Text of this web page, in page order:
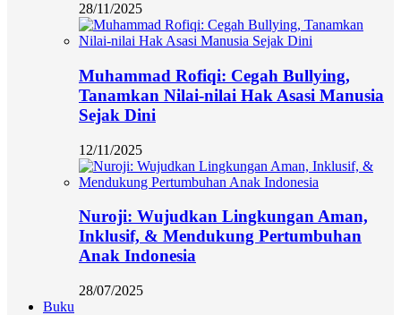
28/11/2025
Muhammad Rofiqi: Cegah Bullying,
Tanamkan Nilai-nilai Hak Asasi Manusia
Sejak Dini
12/11/2025
Nuroji: Wujudkan Lingkungan Aman,
Inklusif, & Mendukung Pertumbuhan
Anak Indonesia
28/07/2025
Buku